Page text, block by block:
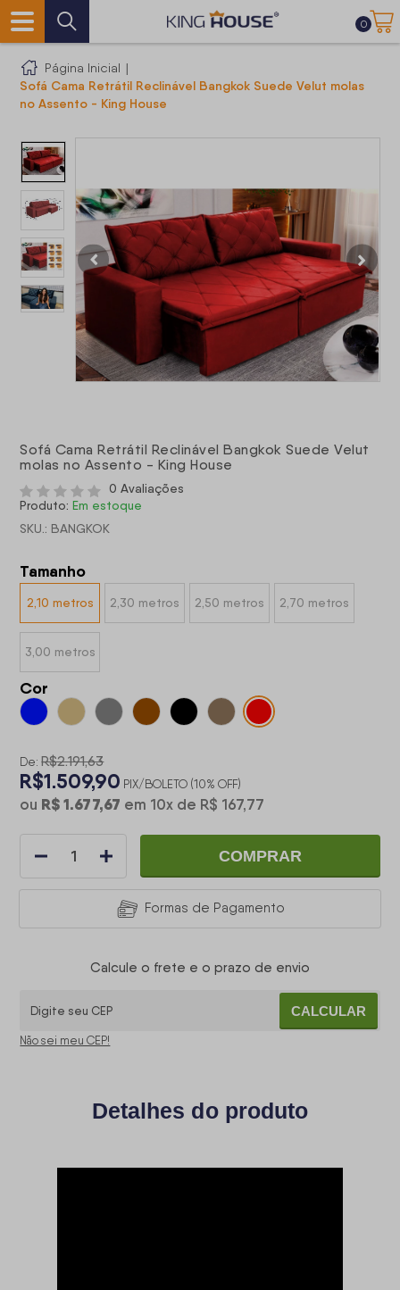
0
Página Inicial |
Sofá Cama Retrátil Reclinável Bangkok Suede Velut molas
no Assento - King House
Sofá Cama Retrátil Reclinável Bangkok Suede Velut
molas no Assento - King House
0 Avaliações
Produto: Em estoque
SKU.: BANGKOK
Tamanho
2,10 metros 2,30 metros 2,50 metros 2,70 metros
3,00 metros
Cor
De: R$2.191,63
R$1.509,90 PIX/BOLETO (10% OFF)
ou R$ 1.677,67 em 10x de R$ 167,77
COMPRAR
Formas de Pagamento
Calcule o frete e o prazo de envio
CALCULAR
Não sei meu CEP!
Detalhes do produto